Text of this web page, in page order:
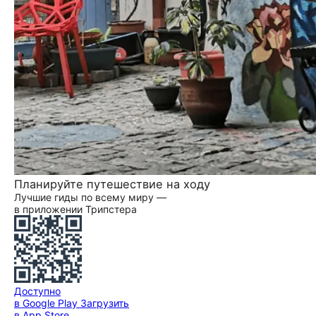
Планируйте путешествие на ходу
Лучшие гиды по всему миру —
в приложении Трипстера
Доступно
в Google Play Загрузить